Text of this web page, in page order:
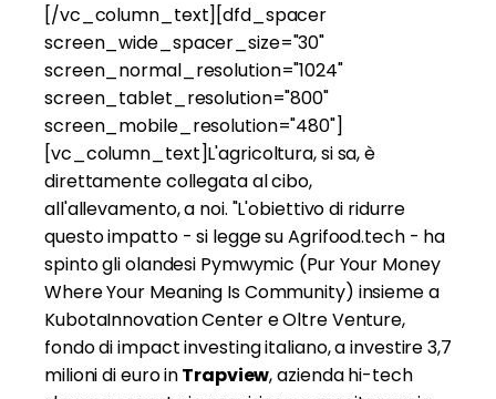
[/vc_column_text][dfd_spacer
screen_wide_spacer_size="30"
screen_normal_resolution="1024"
screen_tablet_resolution="800"
screen_mobile_resolution="480"]
[vc_column_text]L'agricoltura, si sa, è
direttamente collegata al cibo,
all'allevamento, a noi. "L'obiettivo di ridurre
questo impatto - si legge su Agrifood.tech - ha
spinto gli olandesi Pymwymic (Pur Your Money
Where Your Meaning Is Community) insieme a
KubotaInnovation Center e Oltre Venture,
fondo di impact investing italiano, a investire 3,7
milioni di euro inTrapview, azienda hi-tech